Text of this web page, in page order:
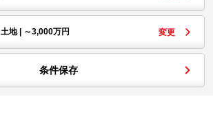
土地 | ～3,000万円 変更
条件保存